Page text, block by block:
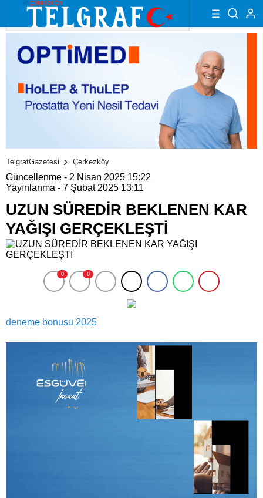
TelgrafGazetesi Çerkezköy
Güncellenme - 2 Nisan 2025 15:22
Yayınlanma - 7 Şubat 2025 13:11
UZUN SÜREDİR BEKLENEN KAR
YAĞIŞI GERÇEKLEŞTİ
0 0
deneme bonusu 2025